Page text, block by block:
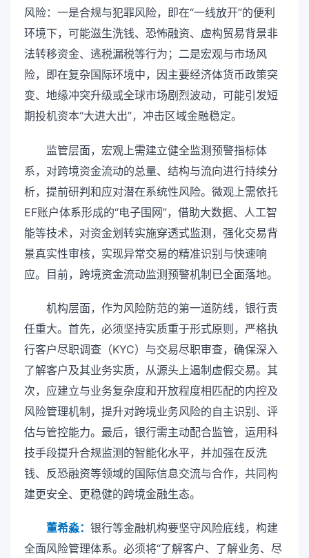
风险：一是合规与犯罪风险，即在“一线放开”的便利
环境下，可能滋生洗钱、恐怖融资、虚构贸易背景非
法转移资金、逃税漏税等行为；二是宏观与市场风
险，即在复杂国际环境中，因主要经济体货币政策突
变、地缘冲突升级或全球市场剧烈波动，可能引发短
期投机资本“大进大出”，冲击区域金融稳定。
监管层面，宏观上需建立健全监测预警指标体
系，对跨境资金流动的总量、结构与流向进行持续分
析，提前研判和应对潜在系统性风险。微观上需依托
EF账户体系形成的“电子围网”，借助大数据、人工智
能等技术，对资金划转实施穿透式监测，强化交易背
景真实性审核，实现异常交易的精准识别与快速响
应。目前，跨境资金流动监测预警机制已全面落地。
机构层面，作为风险防范的第一道防线，银行责
任重大。首先，必须坚持实质重于形式原则，严格执
行客户尽职调查（KYC）与交易尽职审查，确保深入
了解客户及其业务实质，从源头上遏制虚假交易。其
次，应建立与业务复杂度和开放程度相匹配的内控及
风险管理机制，提升对跨境业务风险的自主识别、评
估与管控能力。最后，银行需主动配合监管，运用科
技手段提升合规监测的智能化水平，并加强在反洗
钱、反恐融资等领域的国际信息交流与合作，共同构
建更安全、更稳健的跨境金融生态。
董希淼： 银行等金融机构要坚守风险底线，构建
全面风险管理体系。必须将“了解客户、了解业务、尽